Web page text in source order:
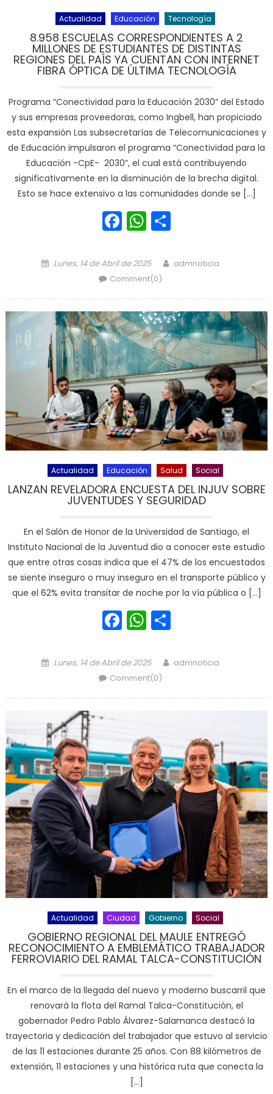
Actualidad Educación Tecnología
8.958 ESCUELAS CORRESPONDIENTES A 2
MILLONES DE ESTUDIANTES DE DISTINTAS
REGIONES DEL PAÍS YA CUENTAN CON INTERNET
FIBRA ÓPTICA DE ÚLTIMA TECNOLOGÍA
Programa “Conectividad para la Educación 2030” del Estado
y sus empresas proveedoras, como Ingbell, han propiciado
esta expansión Las subsecretarías de Telecomunicaciones y
de Educación impulsaron el programa “Conectividad para la
Educación -CpE- 2030”, el cual está contribuyendo
significativamente en la disminución de la brecha digital.
Esto se hace extensivo a las comunidades donde se […]
Facebook
WhatsApp
Posted on
Lunes, 14 de Abril de 2025 Author
admnoticia
Comment(0)
Actualidad Educación Salud Social
LANZAN REVELADORA ENCUESTA DEL INJUV SOBRE
JUVENTUDES Y SEGURIDAD
En el Salón de Honor de la Universidad de Santiago, el
Instituto Nacional de la Juventud dio a conocer este estudio
que entre otras cosas indica que el 47% de los encuestados
se siente inseguro o muy inseguro en el transporte público y
que el 62% evita transitar de noche por la vía pública o […]
Facebook
WhatsApp
Posted on
Lunes, 14 de Abril de 2025 Author
admnoticia
Comment(0)
Actualidad Ciudad Gobierno Social
GOBIERNO REGIONAL DEL MAULE ENTREGÓ
RECONOCIMIENTO A EMBLEMÁTICO TRABAJADOR
FERROVIARIO DEL RAMAL TALCA-CONSTITUCIÓN
En el marco de la llegada del nuevo y moderno buscarril que
renovará la flota del Ramal Talca-Constitución, el
gobernador Pedro Pablo Álvarez-Salamanca destacó la
trayectoria y dedicación del trabajador que estuvo al servicio
de las 11 estaciones durante 25 años. Con 88 kilómetros de
extensión, 11 estaciones y una histórica ruta que conecta la
[…]